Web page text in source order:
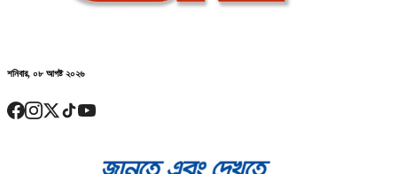
শনিবার, ০৮ আগষ্ট ২০২৬